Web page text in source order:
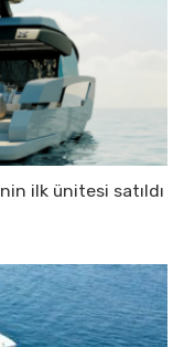
ilk ünitesi satıldı